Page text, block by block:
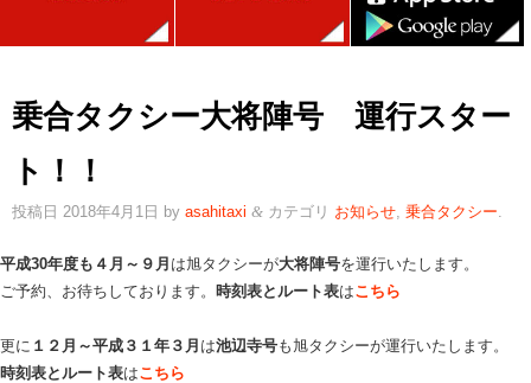
乗合タクシー大将陣号 運行スター
ト！！
投稿日 2018年4月1日 by asahitaxi & カテゴリ お知らせ 乗合タクシー
平成30年度も４月～９月 は旭タクシーが大将陣号を運行いたします。
ご予約、お待ちしております。 時刻表とルート表はこちら
更に １２月～平成３１年３月 は池辺寺号も旭タクシーが運行いたします。
時刻表とルート表はこちら